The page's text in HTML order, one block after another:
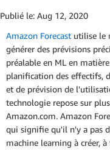
Publié le: Aug 12, 2020
Amazon Forecast utilise le
générer des prévisions
préalable en ML en
planification des effectifs,
et de prévision de
technologie repose sur
Amazon.com. Amazon
qui signifie qu'il n'y a pas
machine learning à créer,